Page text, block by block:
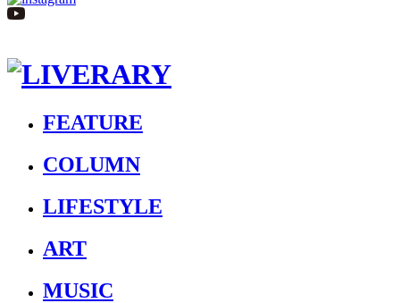
FEATURE
COLUMN
LIFESTYLE
ART
MUSIC